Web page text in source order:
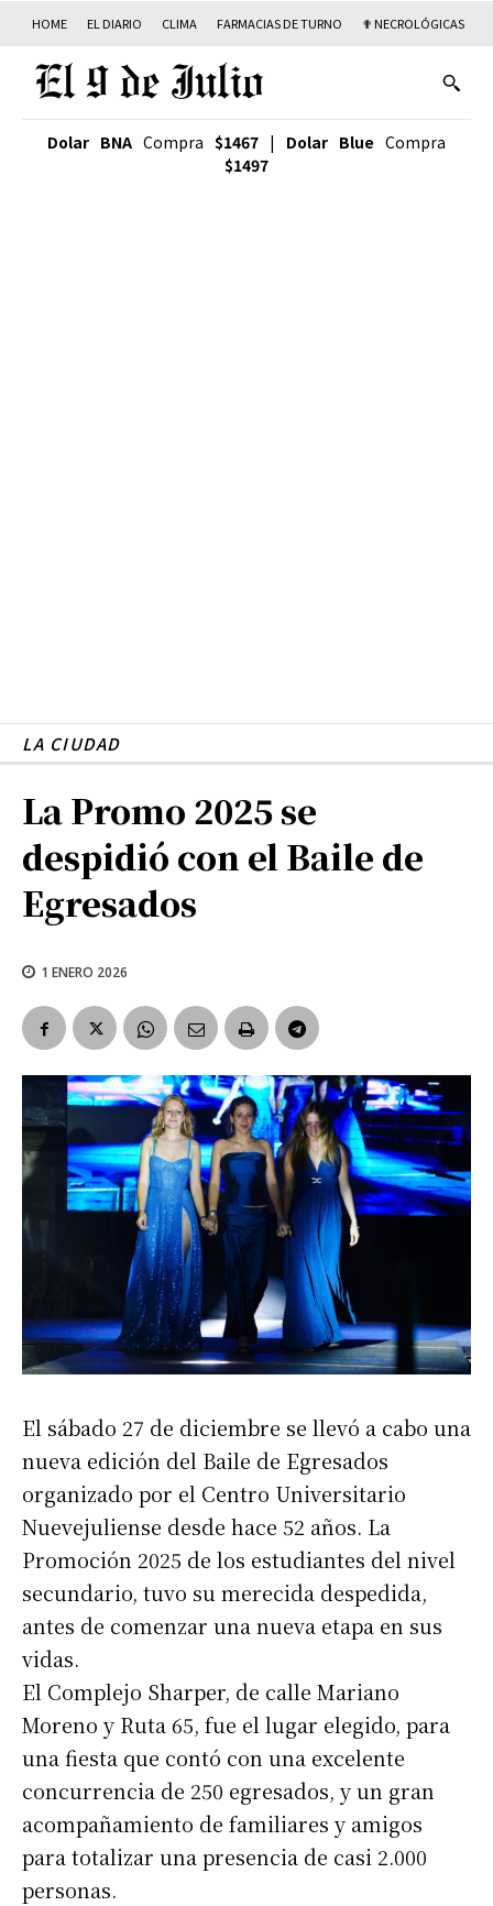
HOME EL DIARIO CLIMA FARMACIAS DE TURNO ✟ NECROLÓGICAS
Dolar BNA Compra $1467 | Dolar Blue Compra
$1497
LA CIUDAD
La Promo 2025 se
despidió con el Baile de
Egresados
1 ENERO 2026
El sábado 27 de diciembre se llevó a cabo una
nueva edición del Baile de Egresados
organizado por el Centro Universitario
Nuevejuliense desde hace 52 años. La
Promoción 2025 de los estudiantes del nivel
secundario, tuvo su merecida despedida,
antes de comenzar una nueva etapa en sus
vidas.
El Complejo Sharper, de calle Mariano
Moreno y Ruta 65, fue el lugar elegido, para
una fiesta que contó con una excelente
concurrencia de 250 egresados, y un gran
acompañamiento de familiares y amigos
para totalizar una presencia de casi 2.000
personas.